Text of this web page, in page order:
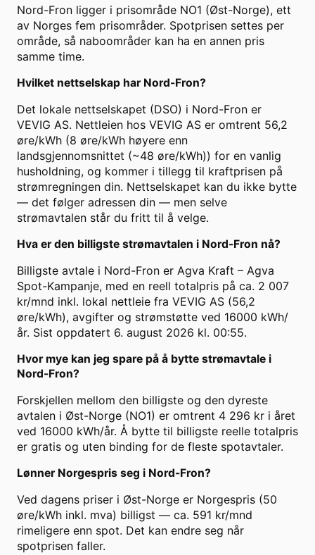
Nord-Fron ligger i prisområde NO1 (Øst-Norge), ett
av Norges fem prisområder. Spotprisen settes per
område, så naboområder kan ha en annen pris
samme time.
Hvilket nettselskap har Nord-Fron?
Det lokale nettselskapet (DSO) i Nord-Fron er
VEVIG AS. Nettleien hos VEVIG AS er omtrent 56,2
øre/kWh (8 øre/kWh høyere enn
landsgjennomsnittet (~48 øre/kWh)) for en vanlig
husholdning, og kommer i tillegg til kraftprisen på
strømregningen din. Nettselskapet kan du ikke bytte
— det følger adressen din — men selve
strømavtalen står du fritt til å velge.
Hva er den billigste strømavtalen i Nord-Fron nå?
Billigste avtale i Nord-Fron er Agva Kraft – Agva
Spot-Kampanje, med en reell totalpris på ca. 2 007
kr/mnd inkl. lokal nettleie fra VEVIG AS (56,2
øre/kWh), avgifter og strømstøtte ved 16000 kWh/
år. Sist oppdatert 6. august 2026 kl. 00:55.
Hvor mye kan jeg spare på å bytte strømavtale i
Nord-Fron?
Forskjellen mellom den billigste og den dyreste
avtalen i Øst-Norge (NO1) er omtrent 4 296 kr i året
ved 16000 kWh/år. Å bytte til billigste reelle totalpris
er gratis og uten binding for de fleste spotavtaler.
Lønner Norgespris seg i Nord-Fron?
Ved dagens priser i Øst-Norge er Norgespris (50
øre/kWh inkl. mva) billigst — ca. 591 kr/mnd
rimeligere enn spot. Det kan endre seg når
spotprisen faller.